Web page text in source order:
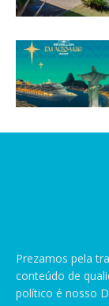
Prezamos pela
conteúdo de
político é nosso